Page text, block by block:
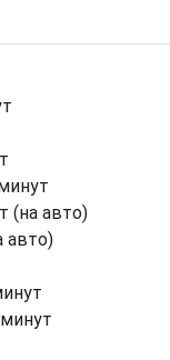
(на авто)
авто)